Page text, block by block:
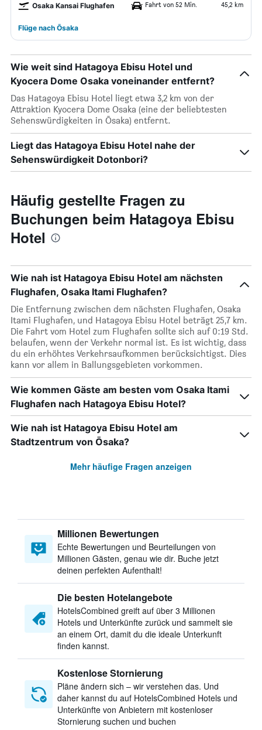
Osaka Kansai Flughafen Fahrt von 52 Min. 45,2 km
Flüge nach Ōsaka
Wie weit sind Hatagoya Ebisu Hotel und
Kyocera Dome Osaka voneinander entfernt?
Das Hatagoya Ebisu Hotel liegt etwa 3,2 km von der
Attraktion Kyocera Dome Osaka (eine der beliebtesten
Sehenswürdigkeiten in Ōsaka) entfernt.
Liegt das Hatagoya Ebisu Hotel nahe der
Sehenswürdigkeit Dotonbori?
Häufig gestellte Fragen zu
Buchungen beim Hatagoya Ebisu
Hotel
Wie nah ist Hatagoya Ebisu Hotel am nächsten
Flughafen, Osaka Itami Flughafen?
Die Entfernung zwischen dem nächsten Flughafen, Osaka
Itami Flughafen, und Hatagoya Ebisu Hotel beträgt 25,7 km.
Die Fahrt vom Hotel zum Flughafen sollte sich auf 0:19 Std.
belaufen, wenn der Verkehr normal ist. Es ist wichtig, dass
du ein erhöhtes Verkehrsaufkommen berücksichtigst. Dies
kann vor allem in Ballungsgebieten vorkommen.
Wie kommen Gäste am besten vom Osaka Itami
Flughafen nach Hatagoya Ebisu Hotel?
Wie nah ist Hatagoya Ebisu Hotel am
Stadtzentrum von Ōsaka?
Mehr häufige Fragen anzeigen
Millionen Bewertungen
Echte Bewertungen und Beurteilungen von
Millionen Gästen, genau wie dir. Buche jetzt
deinen perfekten Aufenthalt!
Die besten Hotelangebote
HotelsCombined greift auf über 3 Millionen
Hotels und Unterkünfte zurück und sammelt sie
an einem Ort, damit du die ideale Unterkunft
finden kannst.
Kostenlose Stornierung
Pläne ändern sich – wir verstehen das. Und
daher kannst du auf HotelsCombined Hotels und
Unterkünfte von Anbietern mit kostenloser
Stornierung suchen und buchen